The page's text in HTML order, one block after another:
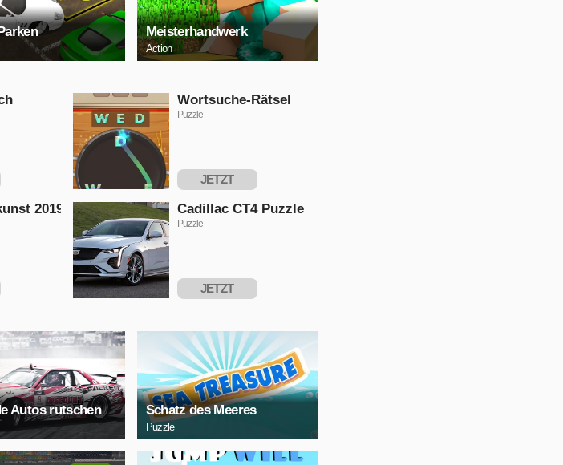
Meisterhandwerk
Action
Wortsuche-Rätsel
Puzzle
JETZT
2019
Cadillac CT4 Puzzle
Puzzle
JETZT
Autos rutschen Schatz des Meeres
Puzzle